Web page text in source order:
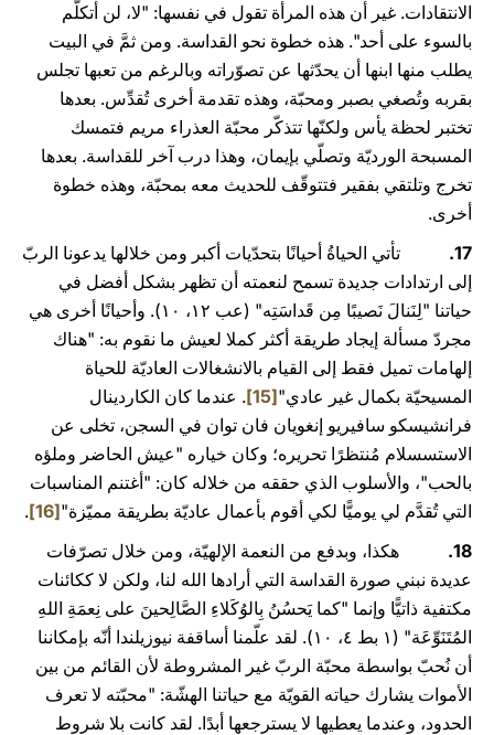
الانتقادات. غير أن هذه المرأة تقول في نفسها: "لا، لن أتكلَّم
بالسوء على أحد". هذه خطوة نحو القداسة. ومن ثمَّ في البيت
يطلب منها ابنها أن يحدّثها عن تصوّراته وبالرغم من تعبها تجلس
بقربه وتُصغي بصبر ومحبّة، وهذه تقدمة أخرى تُقدِّس. بعدها
تختبر لحظة يأس ولكنّها تتذكّر محبّة العذراء مريم فتمسك
المسبحة الورديّة وتصلّي بإيمان، وهذا درب آخر للقداسة. بعدها
تخرج وتلتقي بفقير فتتوقّف للحديث معه بمحبّة، وهذه خطوة
أخرى.
17.
تأتي الحياةُ أحيانًا بتحدّيات أكبر ومن خلالها يدعونا الربّ
إلى ارتدادات جديدة تسمح لنعمته أن تظهر بشكل أفضل في
حياتنا "لِنَنالَ نَصيبًا مِن قَداسَتِه" (عب ١۲، ١۰). وأحيانًا أخرى هي
مجردّ مسألة إيجاد طريقة أكثر كملا لعيش ما نقوم به: "هناك
إلهامات تميل فقط إلى القيام بالانشغالات العاديّة للحياة
المسيحيّة بكمال غير عادي"[15]
. عندما كان الكاردينال
فرانشيسكو سافيريو إنغويان فان توان في السجن، تخلى عن
الاستسسلام مُنتظرًا تحريره؛ وكان خياره "عيش الحاضر وملؤه
بالحب"، والأسلوب الذي حققه من خلاله كان: "أغتنم المناسبات
التي تُقدَّم لي يوميًّا لكي أقوم بأعمال عاديّة بطريقة مميّزة"[16]
.
18.
هكذا، وبدفع من النعمة الإلهيّة، ومن خلال تصرّفات
عديدة نبني صورة القداسة التي أرادها الله لنا، ولكن لا ككائنات
مكتفية ذاتيًّا وإنما "كما يَحسُنُ بِالوُكَلاءِ الصَّالِحينَ على نِعمَةِ اللهِ
المُتَنَوِّعَة" (١ بط ٤، ١۰). لقد علّمنا أساقفة نيوزيلندا أنّه بإمكاننا
أن نُحبّ بواسطة محبّة الربّ غير المشروطة لأن القائم من بين
الأموات يشارك حياته القويّة مع حياتنا الهشّة: "محبّته لا تعرف
الحدود، وعندما يعطيها لا يسترجعها أبدًا. لقد كانت بلا شروط